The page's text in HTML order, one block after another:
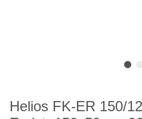
Helios FK-ER 150/